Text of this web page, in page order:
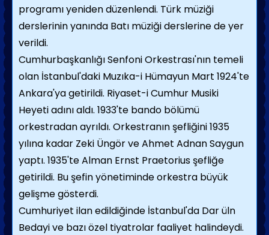
programı yeniden düzenlendi. Türk müziği
derslerinin yanında Batı müziği derslerine de yer
verildi.
Cumhurbaşkanlığı Senfoni Orkestrası'nın temeli
olan İstanbul'daki Muzıka-i Hümayun Mart 1924'te
Ankara'ya getirildi. Riyaset-i Cumhur Musiki
Heyeti adını aldı. 1933'te bando bölümü
orkestradan ayrıldı. Orkestranın şefliğini 1935
yılına kadar Zeki Üngör ve Ahmet Adnan Saygun
yaptı. 1935'te Alman Ernst Praetorius şefliğe
getirildi. Bu şefin yönetiminde orkestra büyük
gelişme gösterdi.
Cumhuriyet ilan edildiğinde İstanbul'da Dar üln
Bedayi ve bazı özel tiyatrolar faaliyet halindeydi.